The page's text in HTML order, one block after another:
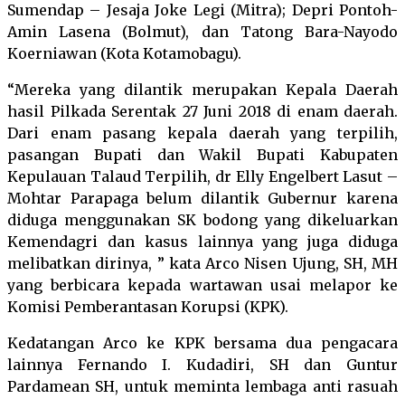
Sumendap – Jesaja Joke Legi (Mitra); Depri Pontoh-
Amin Lasena (Bolmut), dan Tatong Bara-Nayodo
Koerniawan (Kota Kotamobagu).
“Mereka yang dilantik merupakan Kepala Daerah
hasil Pilkada Serentak 27 Juni 2018 di enam daerah.
Dari enam pasang kepala daerah yang terpilih,
pasangan Bupati dan Wakil Bupati Kabupaten
Kepulauan Talaud Terpilih, dr Elly Engelbert Lasut –
Mohtar Parapaga belum dilantik Gubernur karena
diduga menggunakan SK bodong yang dikeluarkan
Kemendagri dan kasus lainnya yang juga diduga
melibatkan dirinya, ” kata Arco Nisen Ujung, SH, MH
yang berbicara kepada wartawan usai melapor ke
Komisi Pemberantasan Korupsi (KPK).
Kedatangan Arco ke KPK bersama dua pengacara
lainnya Fernando I. Kudadiri, SH dan Guntur
Pardamean SH, untuk meminta lembaga anti rasuah